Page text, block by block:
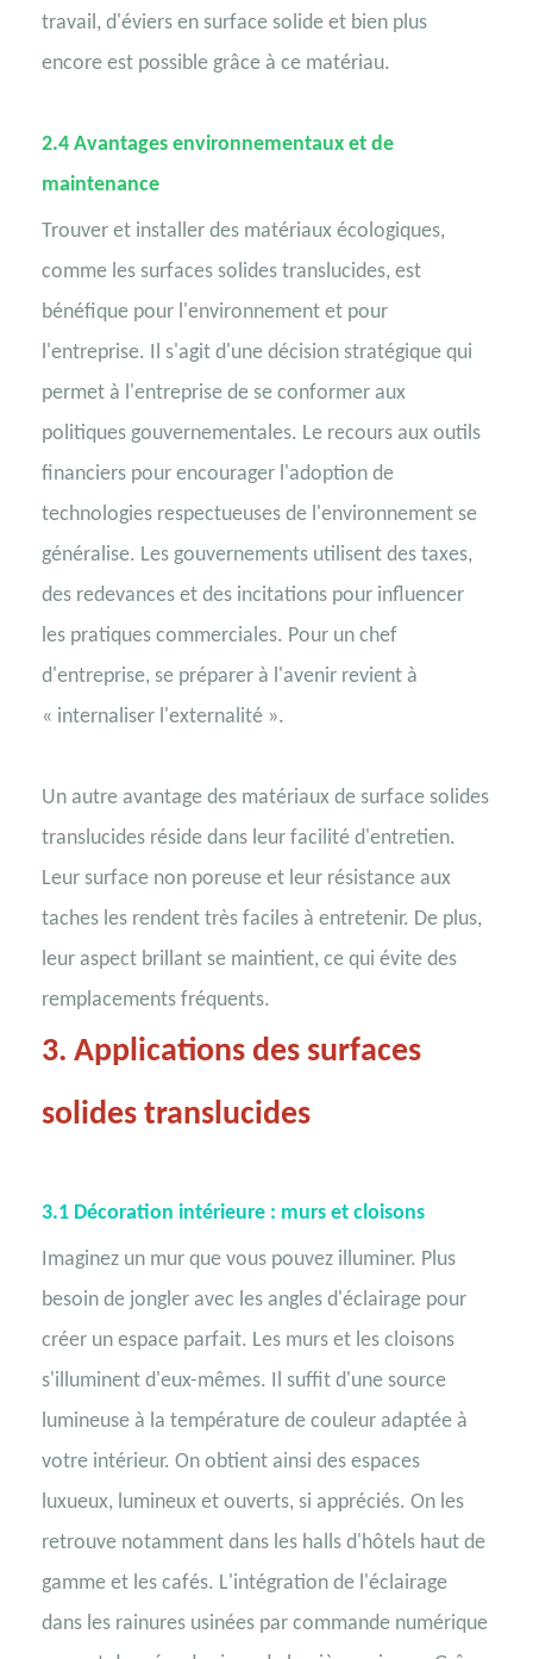
travail, d'éviers en surface solide et bien plus
encore est possible grâce à ce matériau.
2.4 Avantages environnementaux et de
maintenance
Trouver et installer des matériaux écologiques,
comme les surfaces solides translucides, est
bénéfique pour l'environnement et pour
l'entreprise. Il s'agit d'une décision stratégique qui
permet à l'entreprise de se conformer aux
politiques gouvernementales. Le recours aux outils
financiers pour encourager l'adoption de
technologies respectueuses de l'environnement se
généralise. Les gouvernements utilisent des taxes,
des redevances et des incitations pour influencer
les pratiques commerciales. Pour un chef
d'entreprise, se préparer à l'avenir revient à
« internaliser l'externalité ».
Un autre avantage des matériaux de surface solides
translucides réside dans leur facilité d'entretien.
Leur surface non poreuse et leur résistance aux
taches les rendent très faciles à entretenir. De plus,
leur aspect brillant se maintient, ce qui évite des
remplacements fréquents.
3. Applications des surfaces
solides translucides
3.1 Décoration intérieure : murs et cloisons
Imaginez un mur que vous pouvez illuminer. Plus
besoin de jongler avec les angles d'éclairage pour
créer un espace parfait. Les murs et les cloisons
s'illuminent d'eux-mêmes. Il suffit d'une source
lumineuse à la température de couleur adaptée à
votre intérieur. On obtient ainsi des espaces
luxueux, lumineux et ouverts, si appréciés. On les
retrouve notamment dans les halls d'hôtels haut de
gamme et les cafés. L'intégration de l'éclairage
dans les rainures usinées par commande numérique